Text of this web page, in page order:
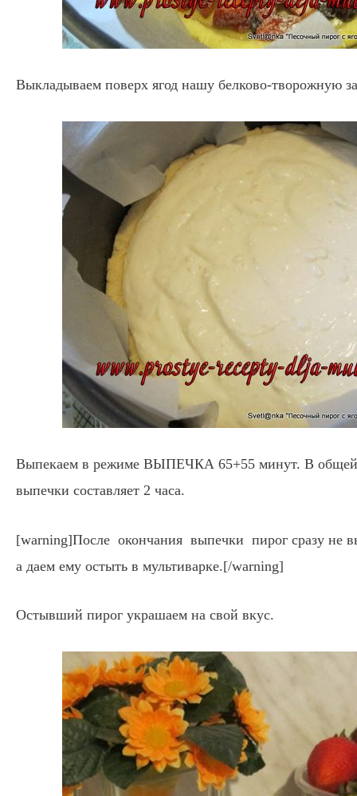
Выкладываем поверх ягод нашу белково-творожную
Выпекаем в режиме ВЫПЕЧКА 65+55 минут. В общей
выпечки составляет 2 часа.
[warning]После окончания выпечки пирог сразу не
а даем ему остыть в мультиварке.[/warning]
Остывший пирог украшаем на свой вкус.